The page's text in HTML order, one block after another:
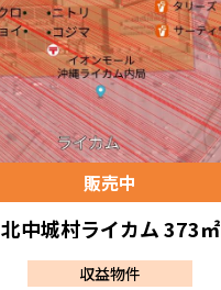
販売中
北中城村ライカム 373㎡
収益物件